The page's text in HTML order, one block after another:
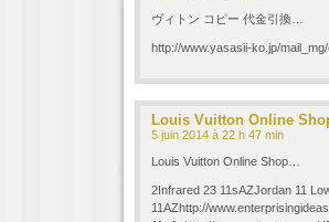
ヴィトン コピー 代金引換…
http://www.yasasii-ko.jp/
Louis Vuitton Online
5 juin 2014 à 22 h 47 min
Louis Vuitton Online Shop…
2Infrared 23 11sAZJordan 11
11AZhttp://